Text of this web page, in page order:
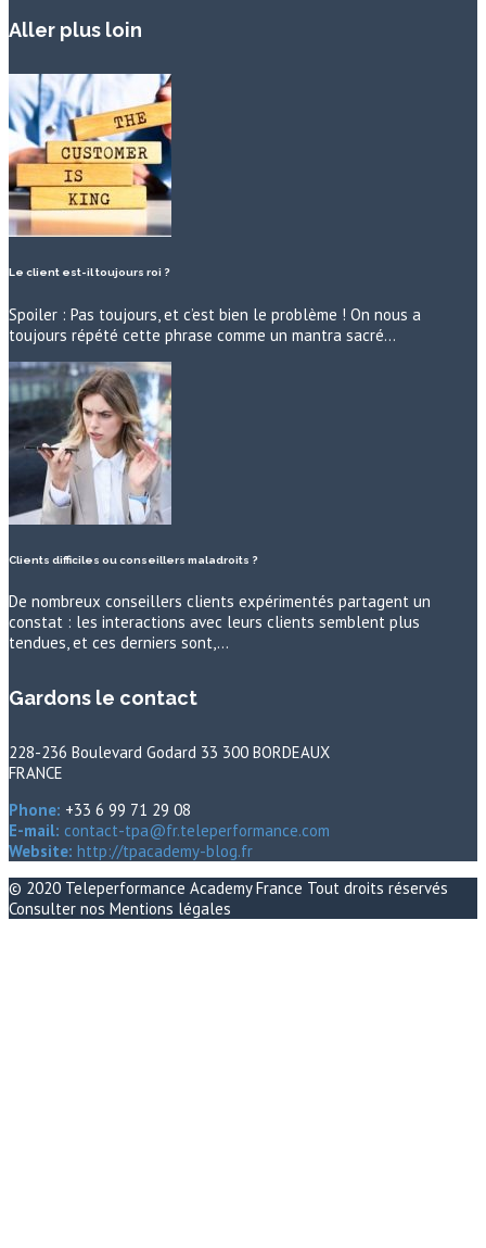
Aller plus loin
Le client est-il toujours roi ?
Spoiler : Pas toujours, et c’est bien le problème ! On nous a
toujours répété cette phrase comme un mantra sacré…
Clients difficiles ou conseillers maladroits ?
De nombreux conseillers clients expérimentés partagent un
constat : les interactions avec leurs clients semblent plus
tendues, et ces derniers sont,…
Gardons le contact
228-236 Boulevard Godard 33 300 BORDEAUX
FRANCE
Phone: +33 6 99 71 29 08
E-mail: contact-tpa@fr.teleperformance.com
Website: http://tpacademy-blog.fr
© 2020 Teleperformance Academy France Tout droits réservés
Consulter nos Mentions légales